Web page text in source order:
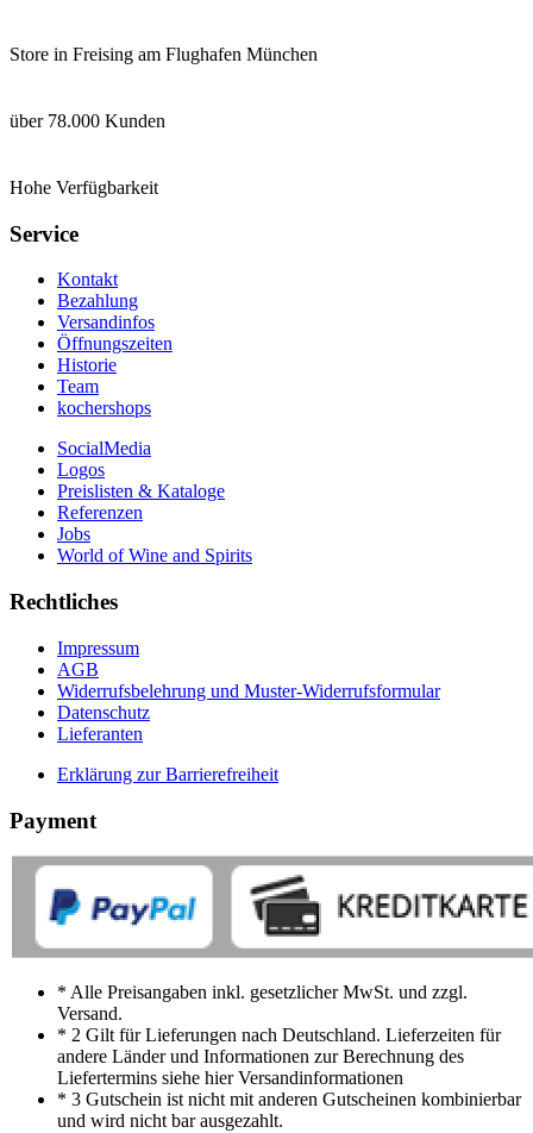
Store in Freising am Flughafen München
über 78.000 Kunden
Hohe Verfügbarkeit
Service
Kontakt
Bezahlung
Versandinfos
Öffnungszeiten
Historie
Team
kochershops
SocialMedia
Logos
Preislisten & Kataloge
Referenzen
Jobs
World of Wine and Spirits
Rechtliches
Impressum
AGB
Widerrufsbelehrung und Muster-Widerrufsformular
Datenschutz
Lieferanten
Erklärung zur Barrierefreiheit
Payment
* Alle Preisangaben inkl. gesetzlicher MwSt. und zzgl.
Versand.
* 2 Gilt für Lieferungen nach Deutschland. Lieferzeiten für
andere Länder und Informationen zur Berechnung des
Liefertermins siehe hier Versandinformationen
* 3 Gutschein ist nicht mit anderen Gutscheinen kombinierbar
und wird nicht bar ausgezahlt.